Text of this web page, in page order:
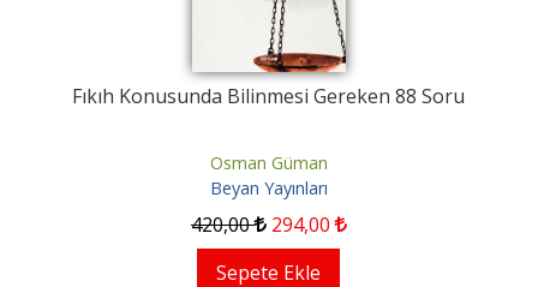
Fıkıh Konusunda Bilinmesi Gereken 88 Soru
Osman Güman
Beyan Yayınları
420,00 294,00
Sepete Ekle